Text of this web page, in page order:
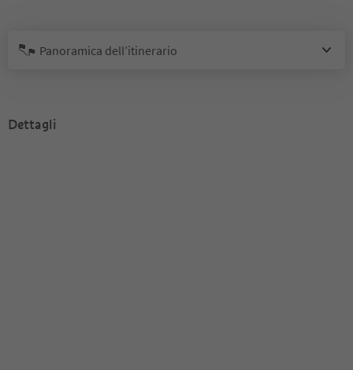
Panoramica dell’itinerario
Dettagli